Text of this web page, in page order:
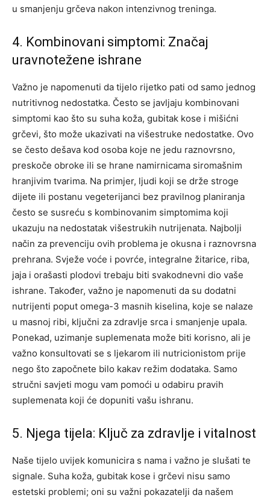
u smanjenju grčeva nakon intenzivnog treninga.
4. Kombinovani simptomi: Značaj
uravnotežene ishrane
Važno je napomenuti da tijelo rijetko pati od samo jednog
nutritivnog nedostatka. Često se javljaju kombinovani
simptomi kao što su suha koža, gubitak kose i mišićni
grčevi, što može ukazivati na višestruke nedostatke. Ovo
se često dešava kod osoba koje ne jedu raznovrsno,
preskoče obroke ili se hrane namirnicama siromašnim
hranjivim tvarima. Na primjer, ljudi koji se drže stroge
dijete ili postanu vegeterijanci bez pravilnog planiranja
često se susreću s kombinovanim simptomima koji
ukazuju na nedostatak višestrukih nutrijenata. Najbolji
način za prevenciju ovih problema je okusna i raznovrsna
prehrana. Svježe voće i povrće, integralne žitarice, riba,
jaja i orašasti plodovi trebaju biti svakodnevni dio vaše
ishrane. Također, važno je napomenuti da su dodatni
nutrijenti poput omega-3 masnih kiselina, koje se nalaze
u masnoj ribi, ključni za zdravlje srca i smanjenje upala.
Ponekad, uzimanje suplemenata može biti korisno, ali je
važno konsultovati se s ljekarom ili nutricionistom prije
nego što započnete bilo kakav režim dodataka. Samo
stručni savjeti mogu vam pomoći u odabiru pravih
suplemenata koji će dopuniti vašu ishranu.
5. Njega tijela: Ključ za zdravlje i vitalnost
Naše tijelo uvijek komunicira s nama i važno je slušati te
signale. Suha koža, gubitak kose i grčevi nisu samo
estetski problemi; oni su važni pokazatelji da našem